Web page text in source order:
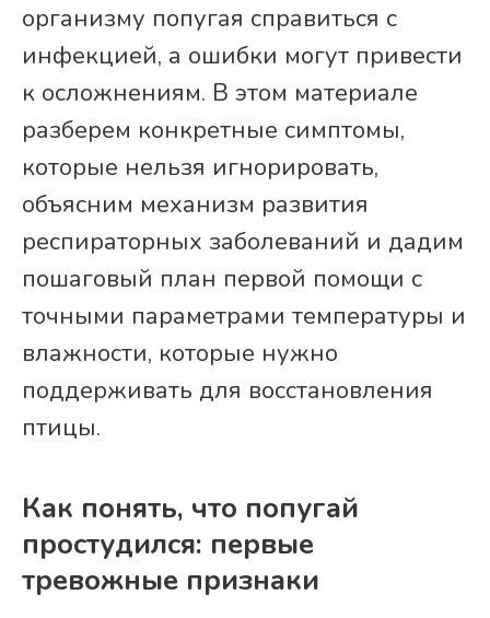
организму попугая справиться с
инфекцией, а ошибки могут привести
к осложнениям. В этом материале
разберем конкретные симптомы,
которые нельзя игнорировать,
объясним механизм развития
респираторных заболеваний и дадим
пошаговый план первой помощи с
точными параметрами температуры и
влажности, которые нужно
поддерживать для восстановления
птицы.
Как понять, что попугай
простудился: первые
тревожные признаки